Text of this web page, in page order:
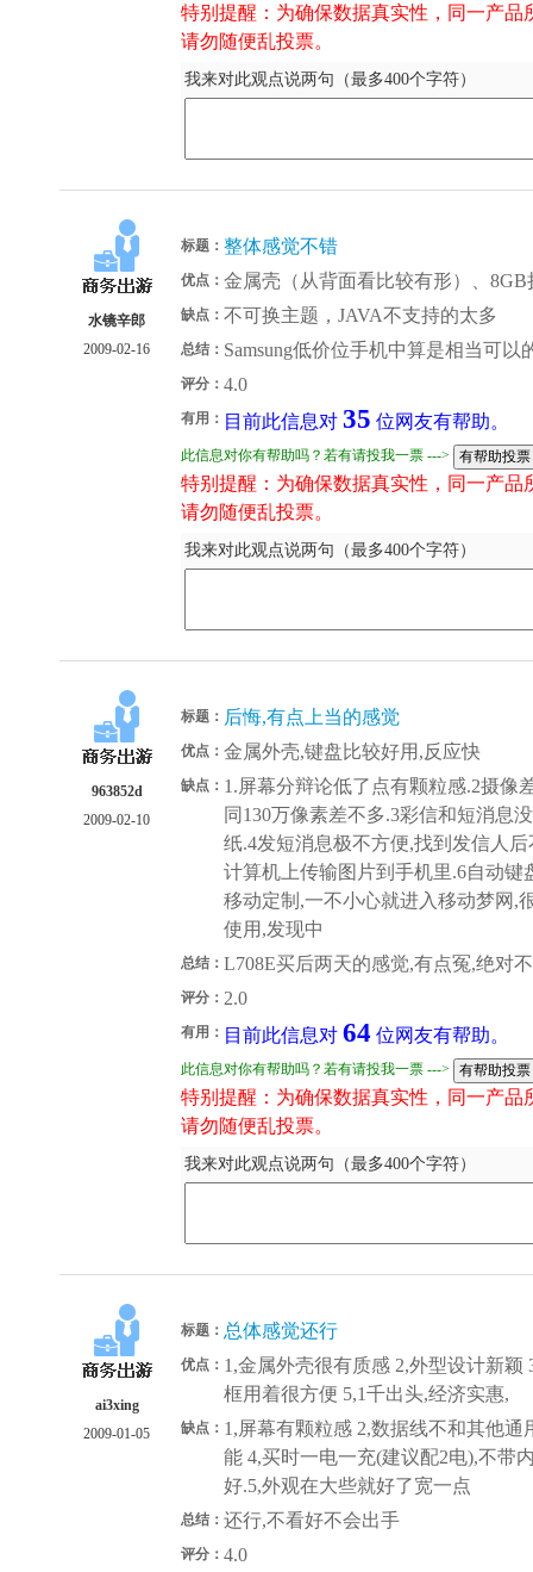
特别提醒：为确保数据真实性，同一产
请勿随便乱投票。
我来对此观点说两句（最多400个字符）
水镜辛郎
2009-02-16
标题： 整体感觉不错
优点： 金属壳（从背面看比较有形）、
缺点： 不可换主题，JAVA不支持的太多
总结： Samsung低价位手机中算是相当可以
评分： 4.0
有用： 目前此信息对 35 位网友有帮助。
此信息对你有帮助吗？若有请投我一票 --->
特别提醒：为确保数据真实性，同一产
请勿随便乱投票。
我来对此观点说两句（最多400个字符）
963852d
2009-02-10
标题： 后悔,有点上当的感觉
优点： 金属外壳,键盘比较好用,反应快
缺点： 1.屏幕分辩论低了点有颗粒感.2摄像
同130万像素差不多.3彩信和短消息
纸.4发短消息极不方便,找到发信人
计算机上传输图片到手机里.6自动
移动定制,一不小心就进入移动梦网,
使用,发现中
总结： L708E买后两天的感觉,有点冤,绝对
评分： 2.0
有用： 目前此信息对 64 位网友有帮助。
此信息对你有帮助吗？若有请投我一票 --->
特别提醒：为确保数据真实性，同一产
请勿随便乱投票。
我来对此观点说两句（最多400个字符）
ai3xing
2009-01-05
标题： 总体感觉还行
优点： 1,金属外壳很有质感 2,外型设计新
框用着很方便 5,1千出头,经济实惠,
缺点： 1,屏幕有颗粒感 2,数据线不和其他
能 4,买时一电一充(建议配2电),不带
好.5,外观在大些就好了宽一点
总结： 还行,不看好不会出手
评分： 4.0